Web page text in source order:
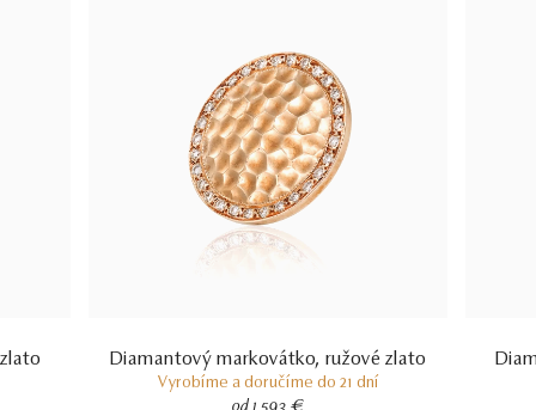
Diamantový markovátko, ružové zlato
Vyrobíme a doručíme do 21 dní